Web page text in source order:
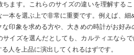
ちます。これらのサイズの違いを理解する
本を選ぶ上で非常に重要です。例えば、細
印象を求める方や、大きめの時計がお好
イズを選んだとしても、カルティエなら
人を上品に演出してくれるはずです。